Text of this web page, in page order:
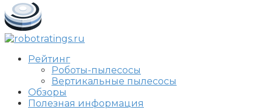
Рейтинг
Роботы-пылесосы
Вертикальные пылесосы
Обзоры
Полезная информация